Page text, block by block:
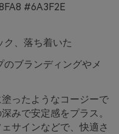
#6A3F2E
ク、落ち着いた
のブランディングやメ
ったようなコージーで
みで安定感をプラス。
サインなどで、快適さ